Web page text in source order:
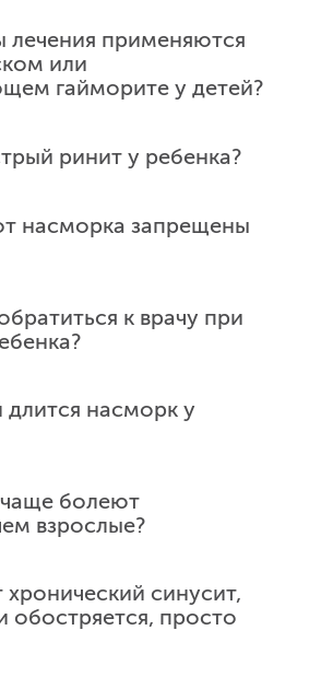
лечения применяются
или
гайморите у детей?
ринит у ребенка?
насморка запрещены
к врачу при
длится насморк у
болеют
взрослые?
синусит,
обостряется, просто